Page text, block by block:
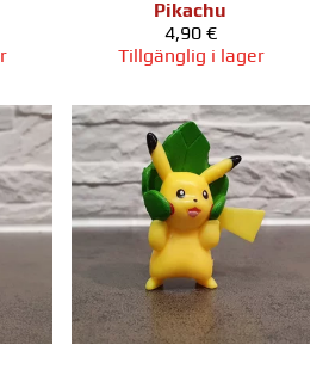
Pikachu
4,90 €
Tillgänglig i lager